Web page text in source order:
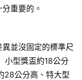
重要的。
並沒固定的標準尺
小型獎盃約18公分
28公分高、特大型